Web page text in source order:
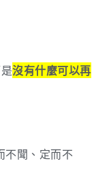
沒有什麼可以再
聞、定而不